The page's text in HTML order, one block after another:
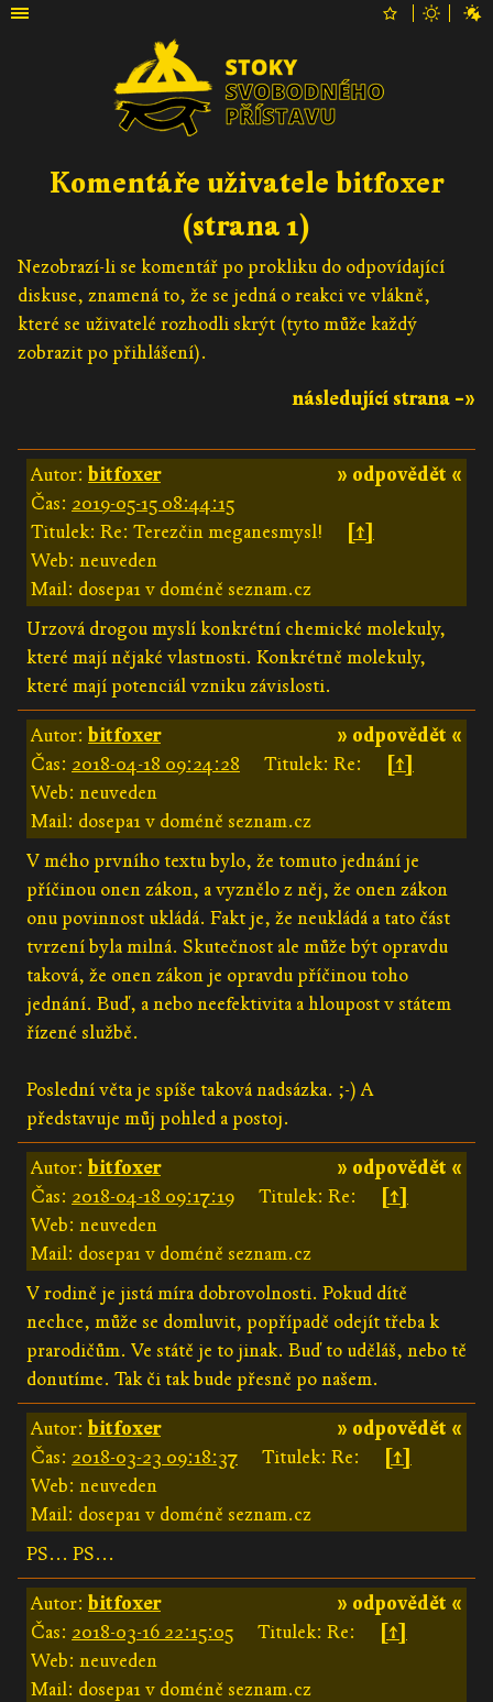
Komentáře uživatele bitfoxer
(strana 1)
Nezobrazí-li se komentář po prokliku do odpovídající
diskuse, znamená to, že se jedná o reakci ve vlákně,
které se uživatelé rozhodli skrýt (tyto může každý
zobrazit po přihlášení).
následující strana –»
» odpovědět «
Autor: bitfoxer
Čas: 2019-05-15 08:44:15
Titulek: Re: Terezčin meganesmysl!
[↑]
Web: neuveden
Mail: dosepa1 v doméně seznam.cz
Urzová drogou myslí konkrétní chemické molekuly,
které mají nějaké vlastnosti. Konkrétně molekuly,
které mají potenciál vzniku závislosti.
» odpovědět «
Autor: bitfoxer
Čas: 2018-04-18 09:24:28 Titulek: Re:
[↑]
Web: neuveden
Mail: dosepa1 v doméně seznam.cz
V mého prvního textu bylo, že tomuto jednání je
příčinou onen zákon, a vyznělo z něj, že onen zákon
onu povinnost ukládá. Fakt je, že neukládá a tato část
tvrzení byla milná. Skutečnost ale může být opravdu
taková, že onen zákon je opravdu příčinou toho
jednání. Buď, a nebo neefektivita a hloupost v státem
řízené službě.
Poslední věta je spíše taková nadsázka. ;-) A
představuje můj pohled a postoj.
» odpovědět «
Autor: bitfoxer
Čas: 2018-04-18 09:17:19 Titulek: Re:
[↑]
Web: neuveden
Mail: dosepa1 v doméně seznam.cz
V rodině je jistá míra dobrovolnosti. Pokud dítě
nechce, může se domluvit, popřípadě odejít třeba k
prarodičům. Ve státě je to jinak. Buď to uděláš, nebo tě
donutíme. Tak či tak bude přesně po našem.
» odpovědět «
Autor: bitfoxer
Čas: 2018-03-23 09:18:37 Titulek: Re:
[↑]
Web: neuveden
Mail: dosepa1 v doméně seznam.cz
PS... PS...
» odpovědět «
Autor: bitfoxer
Čas: 2018-03-16 22:15:05 Titulek: Re:
[↑]
Web: neuveden
Mail: dosepa1 v doméně seznam.cz